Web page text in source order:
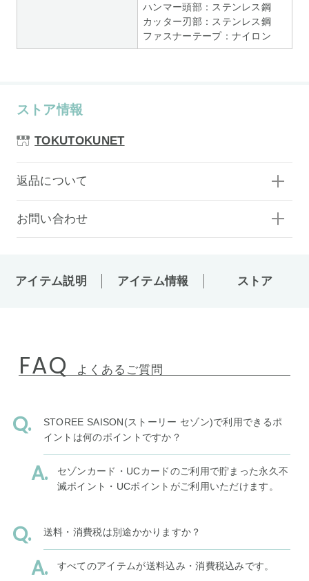
ハンマー頭部：ステンレス鋼
カッター刃部：ステンレス鋼
ファスナーテープ：ナイロン
ストア情報
TOKUTOKUNET
返品について
お問い合わせ
アイテム説明 アイテム情報 ストア
FAQ よくあるご質問
STOREE SAISON(ストーリー セゾン)で利用できるポ
イントは何のポイントですか？
セゾンカード・UCカードのご利用で貯まった永久不
滅ポイント・UCポイントがご利用いただけます。
送料・消費税は別途かかりますか？
すべてのアイテムが送料込み・消費税込みです。